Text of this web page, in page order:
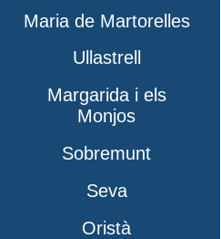
Maria de Martorelles
Ullastrell
Margarida i els
Monjos
Sobremunt
Seva
Oristà